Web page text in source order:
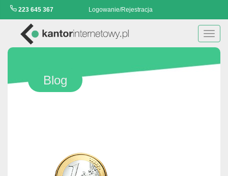
223 645 367 Logowanie/Rejestracja
Blog